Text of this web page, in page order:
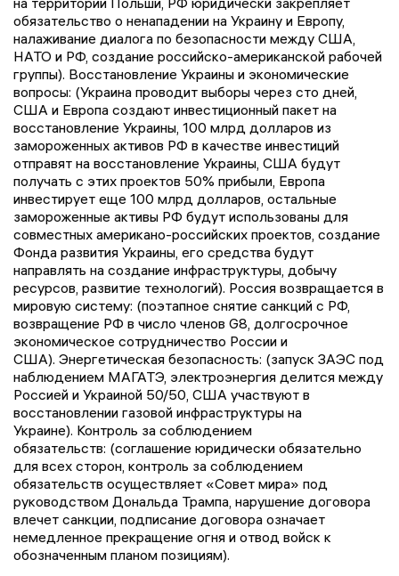
обязательство о ненападении на Украину и Европу,
налаживание диалога по безопасности между США,
НАТО и РФ, создание российско-американской рабочей
группы). Восстановление Украины и экономические
вопросы: (Украина проводит выборы через сто дней,
США и Европа создают инвестиционный пакет на
восстановление Украины, 100 млрд долларов из
замороженных активов РФ в качестве инвестиций
отправят на восстановление Украины, США будут
получать с этих проектов 50% прибыли, Европа
инвестирует еще 100 млрд долларов, остальные
замороженные активы РФ будут использованы для
совместных американо-российских проектов, создание
Фонда развития Украины, его средства будут
направлять на создание инфраструктуры, добычу
ресурсов, развитие технологий). Россия возвращается в
мировую систему: (поэтапное снятие санкций с РФ,
возвращение РФ в число членов G8, долгосрочное
экономическое сотрудничество России и
США). Энергетическая безопасность: (запуск ЗАЭС под
наблюдением МАГАТЭ, электроэнергия делится между
Россией и Украиной 50/50, США участвуют в
восстановлении газовой инфраструктуры на
Украине). Контроль за соблюдением
обязательств: (соглашение юридически обязательно
для всех сторон, контроль за соблюдением
обязательств осуществляет «Совет мира» под
руководством Дональда Трампа, нарушение договора
влечет санкции, подписание договора означает
немедленное прекращение огня и отвод войск к
обозначенным планом позициям).